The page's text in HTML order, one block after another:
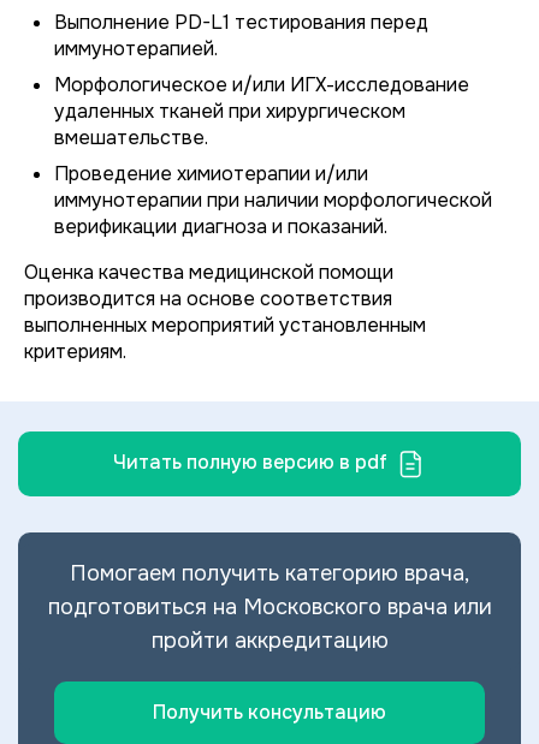
Выполнение PD-L1 тестирования перед
иммунотерапией.
Морфологическое и/или ИГХ-исследование
удаленных тканей при хирургическом
вмешательстве.
Проведение химиотерапии и/или
иммунотерапии при наличии морфологической
верификации диагноза и показаний.
Оценка качества медицинской помощи
производится на основе соответствия
выполненных мероприятий установленным
критериям.
Читать полную версию в pdf
Помогаем получить категорию врача,
подготовиться на Московского врача или
пройти аккредитацию
Получить консультацию